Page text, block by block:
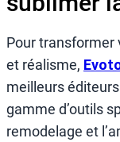
Pour transformer
et réalisme,
meilleurs
gamme d’outils
remodelage et